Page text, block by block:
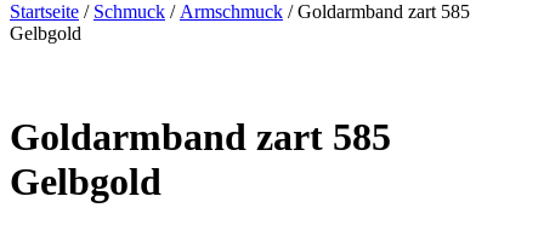
Startseite / Schmuck / Armschmuck / Goldarmband zart 585
Gelbgold
Goldarmband zart 585
Gelbgold